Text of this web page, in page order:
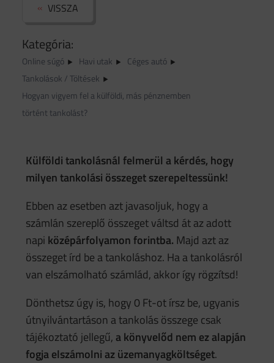
Kategória:
Online súgó Havi utak
Céges autó
Tankolások / Töltések
Hogyan vigyem fel a külföldi, más pénznemben
történt tankolást?
VISSZA
Külföldi tankolásnál felmerül a kérdés, hogy
milyen tankolási összeget szerepeltessünk!
Ebben az esetben azt javasoljuk, hogy a
számlán szereplő összeget váltsd át az adott
napi középárfolyamon forintba. Majd azt az
összeget írd be a tankoláshoz. Ha a tankolásról
van elszámolható számlád, akkor így rögzítsd!
Dönthetsz úgy is, hogy 0 Ft-ot írsz be, ugyanis
útnyilvántartáson a tankolás összege csak
tájékoztató jellegű, a könyvelőd nem ez alapján
fogja elszámolni az üzemanyagköltséget.